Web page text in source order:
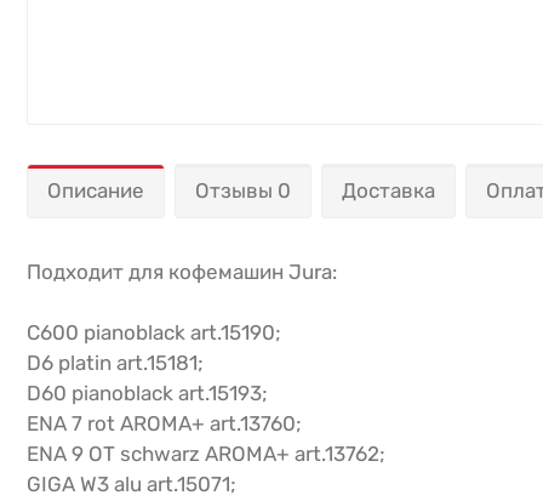
Описание Отзывы 0 Доставка
Подходит для кофемашин Jura:
C600 pianoblack art.15190;
D6 platin art.15181;
D60 pianoblack art.15193;
ENA 7 rot AROMA+ art.13760;
ENA 9 OT schwarz AROMA+ art.13762;
GIGA W3 alu art.15071;